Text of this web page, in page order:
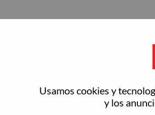
Usamos cookies y
y los
2026